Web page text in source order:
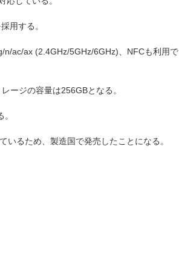
用する。
n/ac/ax (2.4GHz/5GHz/6GHz)、NFCも利用で
ージの容量は256GBとなる。
いるため、製造国で発売したことになる。